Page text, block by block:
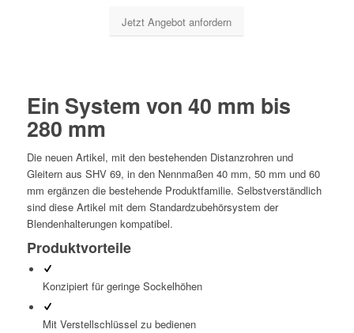
Jetzt Angebot anfordern
Ein System von 40 mm bis
280 mm
Die neuen Artikel, mit den bestehenden Distanzrohren und
Gleitern aus SHV 69, in den Nennmaßen 40 mm, 50 mm und 60
mm ergänzen die bestehende Produktfamilie. Selbstverständlich
sind diese Artikel mit dem Standardzubehörsystem der
Blendenhalterungen kompatibel.
Produktvorteile
Konzipiert für geringe Sockelhöhen
Mit Verstellschlüssel zu bedienen